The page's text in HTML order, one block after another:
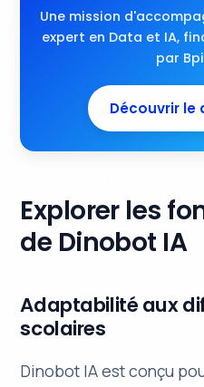
Une mission
expert en Data et IA,
par
Découvrir le
Explorer les
de Dinobot IA
Adaptabilité aux
scolaires
Dinobot IA est conçu